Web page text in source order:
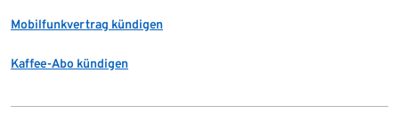
Mobilfunkvertrag kündigen
Kaffee-Abo kündigen